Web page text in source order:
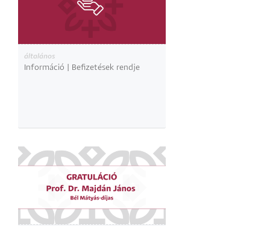
általános
Információ | Befizetések rendje